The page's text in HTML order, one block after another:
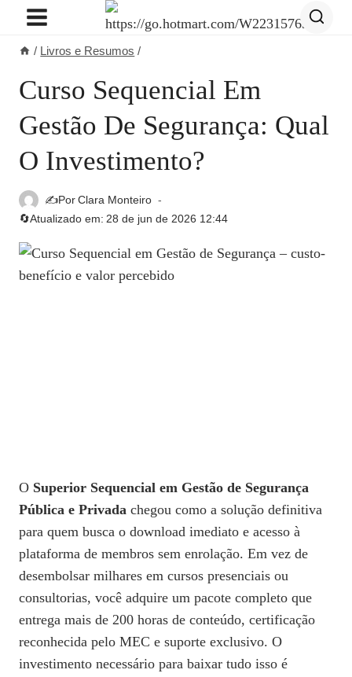
Pular
/ Livros e Resumos /
Curso Sequencial Em
Gestão De Segurança: Qual
O Investimento?
✍️PorClara Monteiro
🔄Atualizado em: 28 de jun de 2026 12:44
O Superior Sequencial em Gestão de Segurança
Pública e Privada chegou como a solução definitiva
para quem busca o download imediato e acesso à
plataforma de membros sem enrolação. Em vez de
desembolsar milhares em cursos presenciais ou
consultorias, você adquire um pacote completo que
entrega mais de 200 horas de conteúdo, certificação
reconhecida pelo MEC e suporte exclusivo. O
investimento necessário para baixar tudo isso é